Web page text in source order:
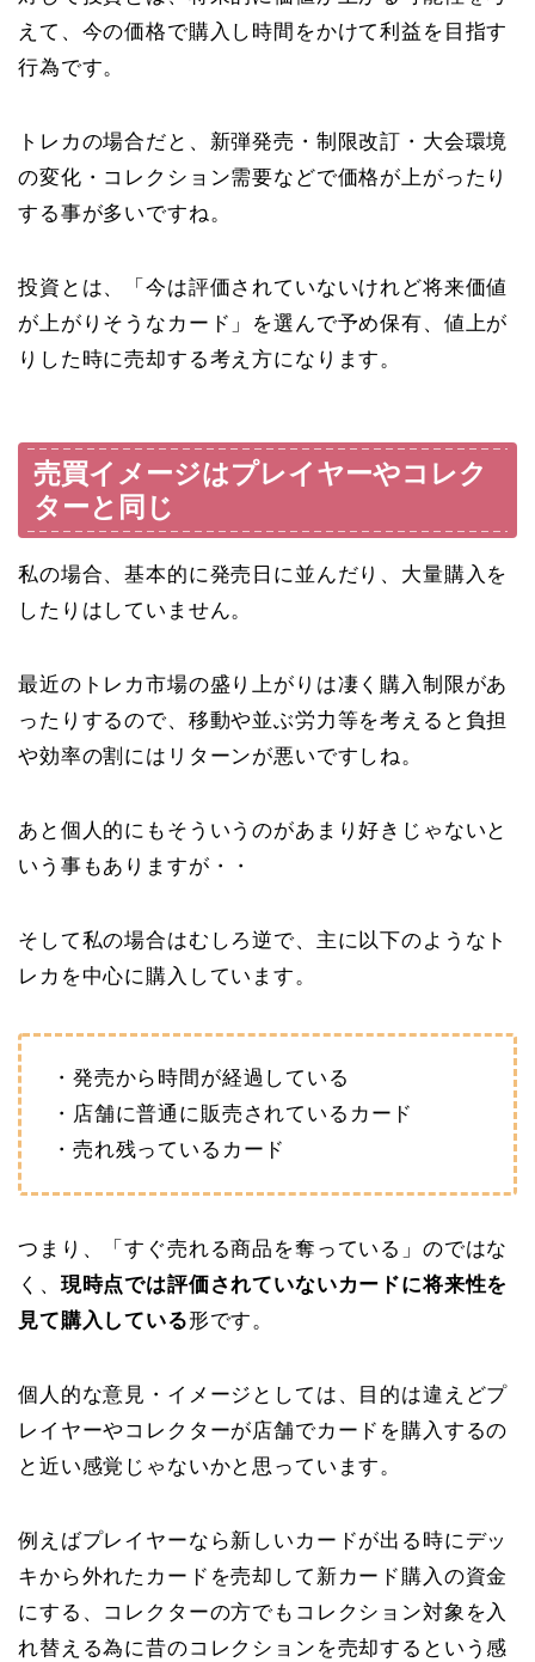
えて、今の価格で購入し時間をかけて利益を目指す
行為です。
トレカの場合だと、新弾発売・制限改訂・大会環境
の変化・コレクション需要などで価格が上がったり
する事が多いですね。
投資とは、「今は評価されていないけれど将来価値
が上がりそうなカード」を選んで予め保有、値上が
りした時に売却する考え方になります。
売買イメージはプレイヤーやコレク
ターと同じ
私の場合、基本的に発売日に並んだり、大量購入を
したりはしていません。
最近のトレカ市場の盛り上がりは凄く購入制限があ
ったりするので、移動や並ぶ労力等を考えると負担
や効率の割にはリターンが悪いですしね。
あと個人的にもそういうのがあまり好きじゃないと
いう事もありますが・・
そして私の場合はむしろ逆で、主に以下のようなト
レカを中心に購入しています。
・発売から時間が経過している
・店舗に普通に販売されているカード
・売れ残っているカード
つまり、「すぐ売れる商品を奪っている」のではな
く、 現時点では評価されていないカードに将来性を
見て購入している形です。
個人的な意見・イメージとしては、目的は違えどプ
レイヤーやコレクターが店舗でカードを購入するの
と近い感覚じゃないかと思っています。
例えばプレイヤーなら新しいカードが出る時にデッ
キから外れたカードを売却して新カード購入の資金
にする、コレクターの方でもコレクション対象を入
れ替える為に昔のコレクションを売却するという感